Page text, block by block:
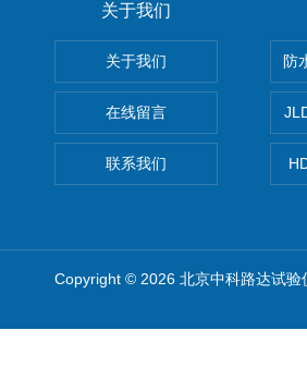
关于我们
关于我们
在线留言
联系我们
防
Copyright © 2026 北京中科路达试验